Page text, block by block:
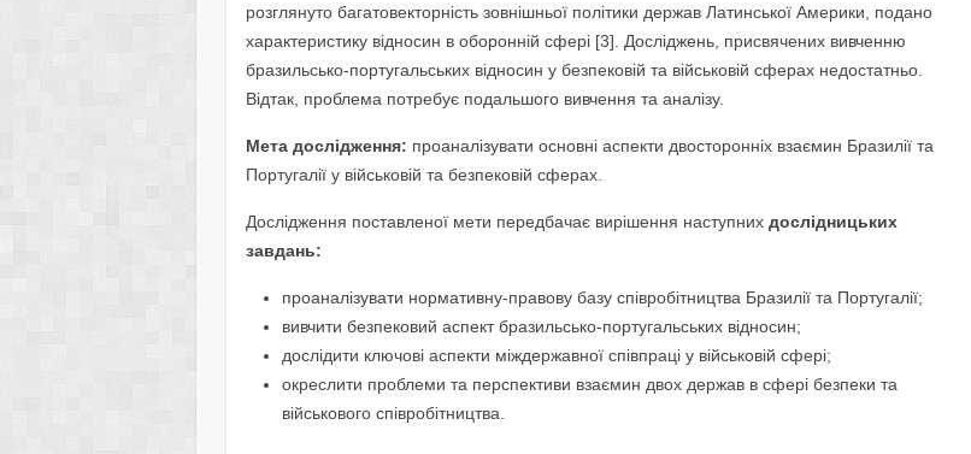
розглянуто багатовекторність зовнішньої політики держав Латинської Америки, подано
характеристику відносин в оборонній сфері [3]. Досліджень, присвячених вивченню
бразильсько-португальських відносин у безпековій та військовій сферах недостатньо.
Відтак, проблема потребує подальшого вивчення та аналізу.
Мета дослідження: проаналізувати основні аспекти двосторонніх взаємин Бразилії та
Португалії у військовій та безпековій сферах.
Дослідження поставленої мети передбачає вирішення наступнихдослідницьких
завдань:
проаналізувати нормативну-правову базу співробітництва Бразилії та Португалії;
вивчити безпековий аспект бразильсько-португальських відносин;
дослідити ключові аспекти міждержавної співпраці у військовій сфері;
окреслити проблеми та перспективи взаємин двох держав в сфері безпеки та
військового співробітництва.